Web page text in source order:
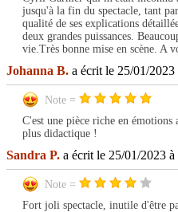
jusqu'à la fin du spectacle, tant
qualité de ses explications
deux grandes puissances.
vie.Très bonne mise en scène. A
Johanna B. a écrit le 25/01/2023
Note =
C'est une pièce riche en émotions
plus didactique !
Sandra P. a écrit le 25/01/2023
Note =
Fort joli spectacle, inutile d'être